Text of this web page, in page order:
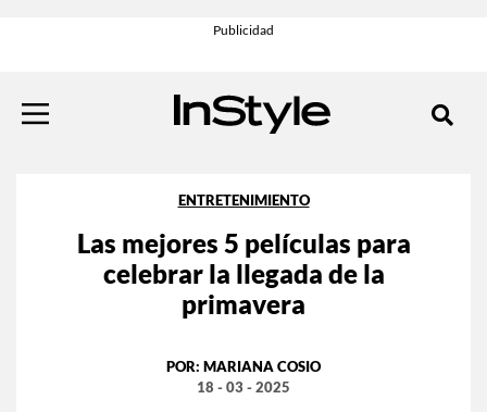
ENTRETENIMIENTO
Las mejores 5 películas para
celebrar la llegada de la
primavera
POR: MARIANA COSIO
18 - 03 - 2025